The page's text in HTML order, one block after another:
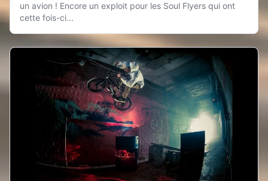
un avion ! Encore un exploit pour les Soul Flyers qui ont
cette fois-ci...